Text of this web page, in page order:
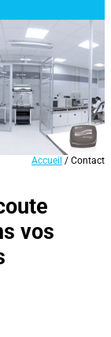
Accueil / Contact
vos